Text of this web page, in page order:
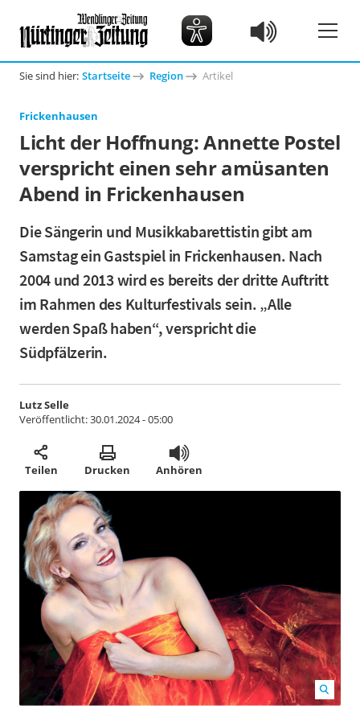
Sie sind hier: Startseite Region Artikel
Frickenhausen
Licht der Hoffnung: Annette Postel
verspricht einen sehr amüsanten
Abend in Frickenhausen
Die Sängerin und Musikkabarettistin gibt am
Samstag ein Gastspiel in Frickenhausen. Nach
2004 und 2013 wird es bereits der dritte Auftritt
im Rahmen des Kulturfestivals sein. „Alle
werden Spaß haben“, verspricht die
Südpfälzerin.
Lutz Selle
Veröffentlicht:30.01.2024 - 05:00
Teilen Drucken Anhören